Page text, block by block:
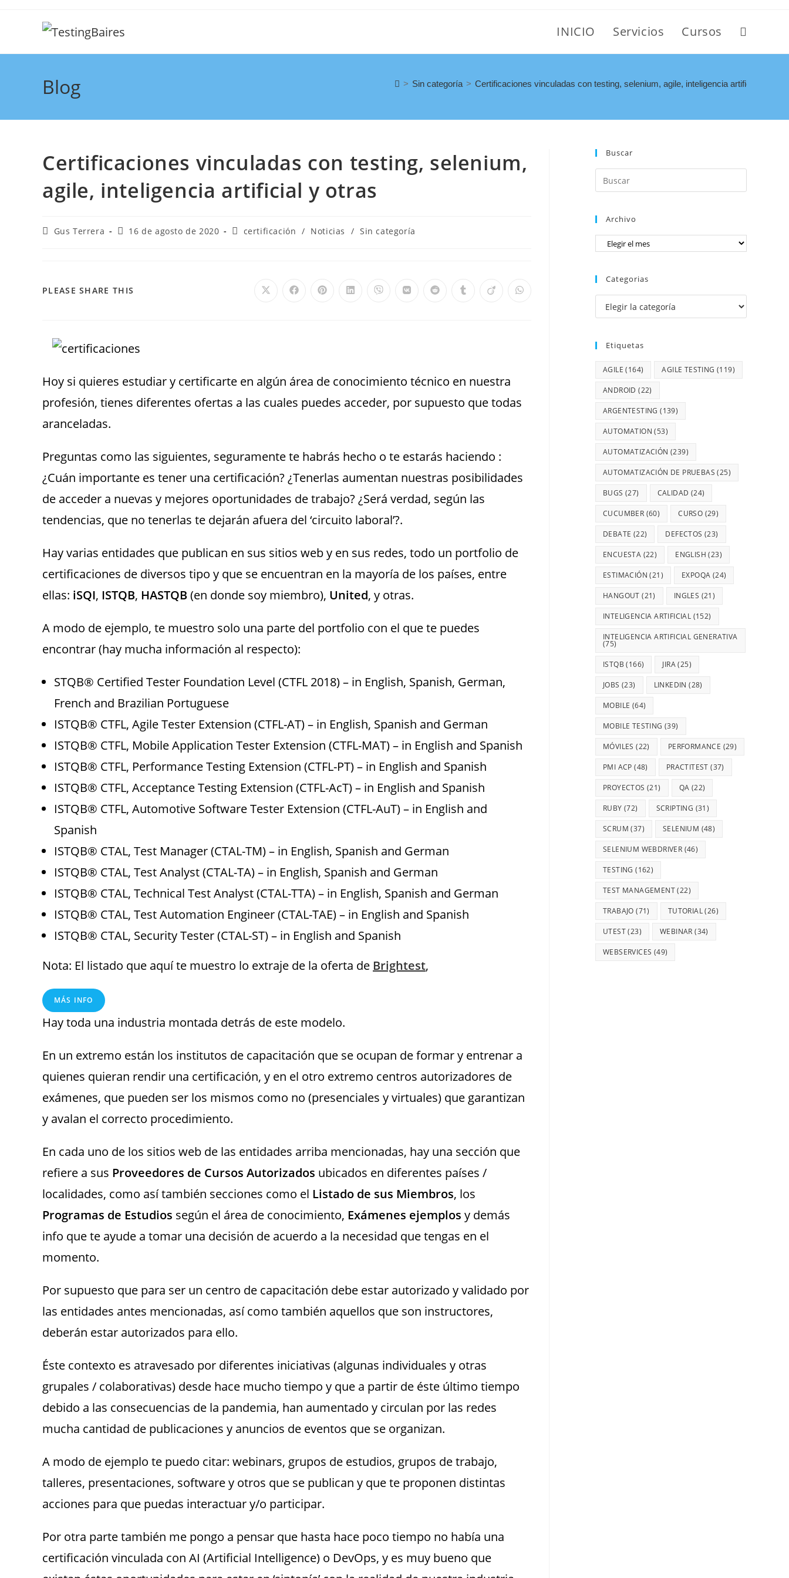
INICIO Servicios Cursos
Blog > Sin categoría > Certificaciones vinculadas con testing, selenium, agile, inteligencia artificial y otras
Certificaciones vinculadas con testing, selenium,
agile, inteligencia artificial y otras
Gus Terrera 16 de agosto de 2020 certificación / Noticias / Sin categoría
PLEASE SHARE THIS
Hoy si quieres estudiar y certificarte en algún área de conocimiento técnico en nuestra
profesión, tienes diferentes ofertas a las cuales puedes acceder, por supuesto que todas
aranceladas.
Preguntas como las siguientes, seguramente te habrás hecho o te estarás haciendo :
¿Cuán importante es tener una certificación? ¿Tenerlas aumentan nuestras posibilidades
de acceder a nuevas y mejores oportunidades de trabajo? ¿Será verdad, según las
tendencias, que no tenerlas te dejarán afuera del ‘circuito laboral’?.
Hay varias entidades que publican en sus sitios web y en sus redes, todo un portfolio de
certificaciones de diversos tipo y que se encuentran en la mayoría de los países, entre
ellas: iSQI, ISTQB, HASTQB (en donde soy miembro), United, y otras.
A modo de ejemplo, te muestro solo una parte del portfolio con el que te puedes
encontrar (hay mucha información al respecto):
STQB® Certified Tester Foundation Level (CTFL 2018) – in English, Spanish, German,
French and Brazilian Portuguese
ISTQB® CTFL, Agile Tester Extension (CTFL-AT) – in English, Spanish and German
ISTQB® CTFL, Mobile Application Tester Extension (CTFL-MAT) – in English and Spanish
ISTQB® CTFL, Performance Testing Extension (CTFL-PT) – in English and Spanish
ISTQB® CTFL, Acceptance Testing Extension (CTFL-AcT) – in English and Spanish
ISTQB® CTFL, Automotive Software Tester Extension (CTFL-AuT) – in English and
Spanish
ISTQB® CTAL, Test Manager (CTAL-TM) – in English, Spanish and German
ISTQB® CTAL, Test Analyst (CTAL-TA) – in English, Spanish and German
ISTQB® CTAL, Technical Test Analyst (CTAL-TTA) – in English, Spanish and German
ISTQB® CTAL, Test Automation Engineer (CTAL-TAE) – in English and Spanish
ISTQB® CTAL, Security Tester (CTAL-ST) – in English and Spanish
Nota: El listado que aquí te muestro lo extraje de la oferta de Brightest,
MÁS INFO
Hay toda una industria montada detrás de este modelo.
En un extremo están los institutos de capacitación que se ocupan de formar y entrenar a
quienes quieran rendir una certificación, y en el otro extremo centros autorizadores de
exámenes, que pueden ser los mismos como no (presenciales y virtuales) que garantizan
y avalan el correcto procedimiento.
En cada uno de los sitios web de las entidades arriba mencionadas, hay una sección que
refiere a sus Proveedores de Cursos Autorizados ubicados en diferentes países /
localidades, como así también secciones como el Listado de sus Miembros, los
Programas de Estudios según el área de conocimiento, Exámenes ejemplos y demás
info que te ayude a tomar una decisión de acuerdo a la necesidad que tengas en el
momento.
Por supuesto que para ser un centro de capacitación debe estar autorizado y validado por
las entidades antes mencionadas, así como también aquellos que son instructores,
deberán estar autorizados para ello.
Éste contexto es atravesado por diferentes iniciativas (algunas individuales y otras
grupales / colaborativas) desde hace mucho tiempo y que a partir de éste último tiempo
debido a las consecuencias de la pandemia, han aumentado y circulan por las redes
mucha cantidad de publicaciones y anuncios de eventos que se organizan.
A modo de ejemplo te puedo citar: webinars, grupos de estudios, grupos de trabajo,
talleres, presentaciones, software y otros que se publican y que te proponen distintas
acciones para que puedas interactuar y/o participar.
Por otra parte también me pongo a pensar que hasta hace poco tiempo no había una
certificación vinculada con AI (Artificial Intelligence) o DevOps, y es muy bueno que
Buscar
Archivo
Categorias
Etiquetas
AGILE (164) AGILE TESTING (119)
ANDROID (22)
ARGENTESTING (139)
AUTOMATION (53)
AUTOMATIZACIÓN (239)
AUTOMATIZACIÓN DE PRUEBAS (25)
BUGS (27) CALIDAD (24)
CUCUMBER (60) CURSO (29)
DEBATE (22) DEFECTOS (23)
ENCUESTA (22) ENGLISH (23)
ESTIMACIÓN (21) EXPOQA (24)
HANGOUT (21) INGLES (21)
INTELIGENCIA ARTIFICIAL (152)
INTELIGENCIA ARTIFICIAL GENERATIVA
(75)
ISTQB (166) JIRA(25)
JOBS (23) LINKEDIN (28)
MOBILE (64)
MOBILE TESTING (39)
MÓVILES (22) PERFORMANCE (29)
PMI ACP (48) PRACTITEST (37)
PROYECTOS (21) QA (22)
RUBY (72) SCRIPTING (31)
SCRUM (37) SELENIUM (48)
SELENIUM WEBDRIVER (46)
TESTING (162)
TEST MANAGEMENT(22)
TRABAJO (71) TUTORIAL(26)
UTEST(23) WEBINAR (34)
WEBSERVICES (49)